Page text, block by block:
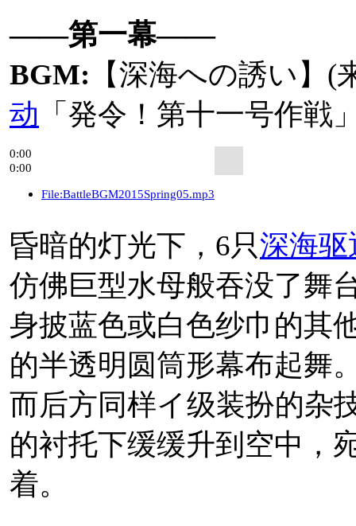
1YB3H(西村舰队)：
相关来源：推文 ①、
2019年7月22日， C2 機
7/24晚。
相关来源：推文
2019年7月21日， C2機
设计的“深海磨锁鬼”拼
——第一幕——
BGM: 【深海への誘い 】(
动 「発令！第十一号作戦
0:00
0:00
File:BattleBGM2015Spring05.mp3
昏暗的灯光下，6只深海
仿佛巨型水母般吞没了舞
身披蓝色或白色纱巾的其
的半透明圆筒形幕布起舞
而后方同样イ级装扮的杂
的衬托下缓缓升到空中，
着。